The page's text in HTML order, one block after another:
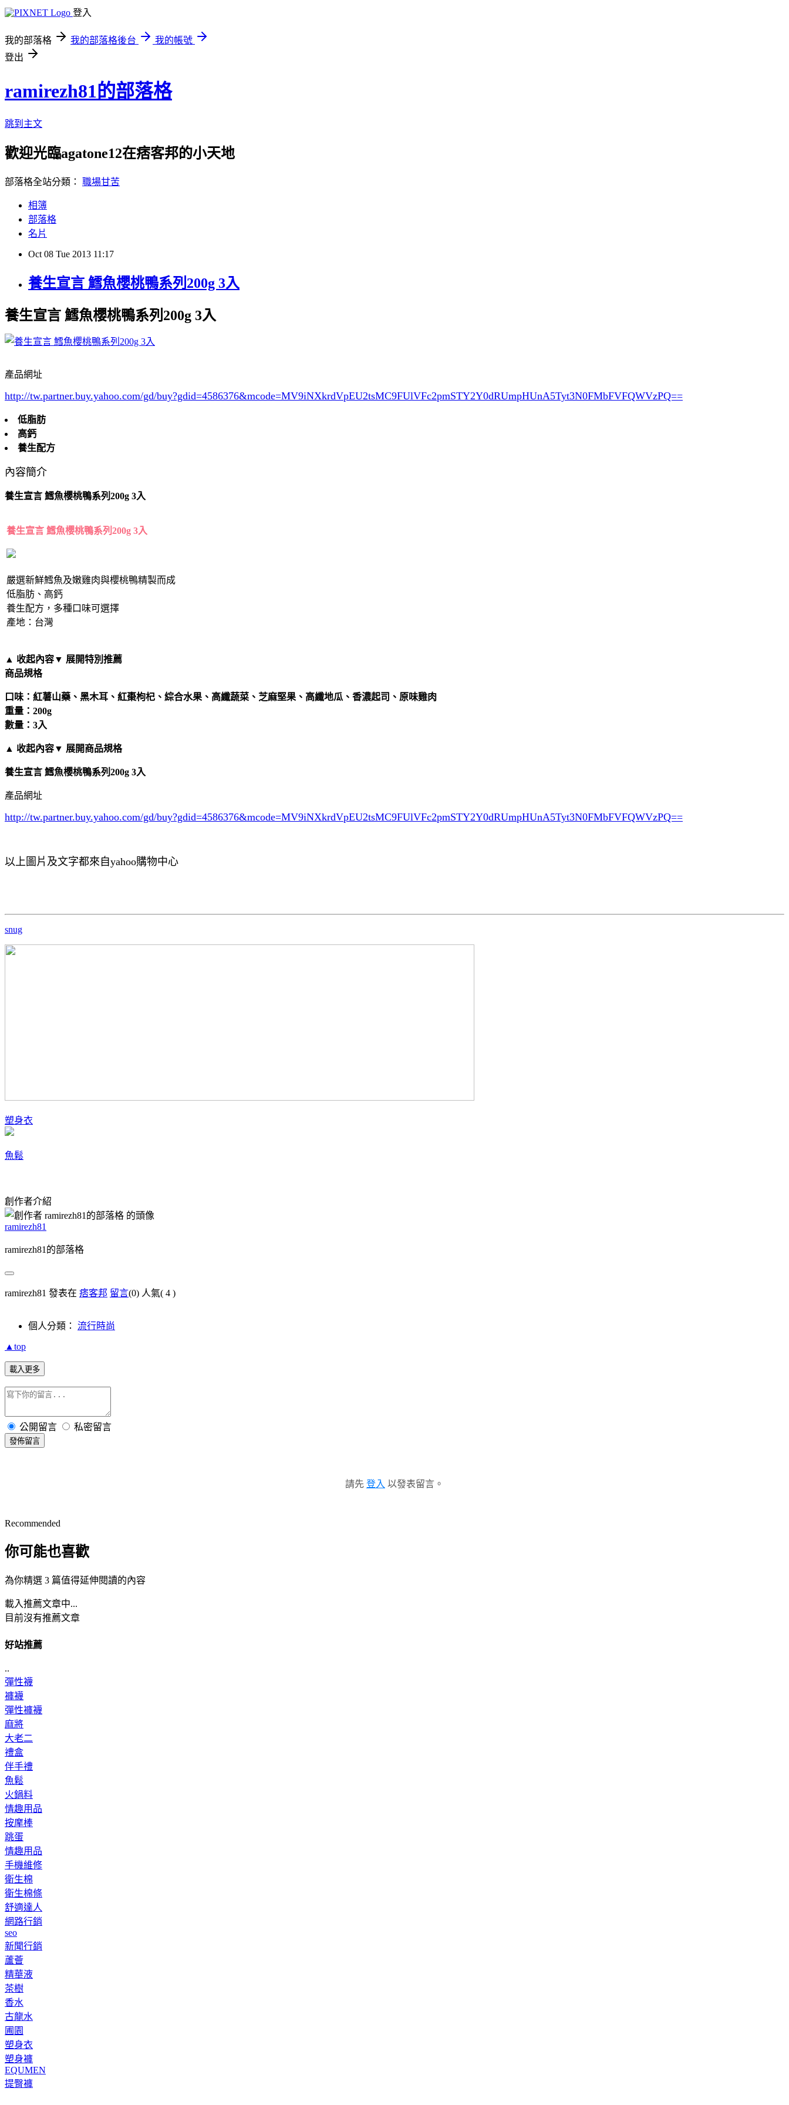
登入
我的部落格 我的部落格後台
我的帳號
登出
ramirezh81的部落格
跳到主文
歡迎光臨agatone12在痞客邦的小天地
部落格全站分類： 職場甘苦
相簿
部落格
名片
Oct 08 Tue 2013 11:17
養生宣言 鱈魚櫻桃鴨系列200g 3入
養生宣言 鱈魚櫻桃鴨系列200g 3入
產品網址
http://tw.partner.buy.yahoo.com/gd/buy?gdid=4586376&mcode=MV9iNXkrdVpEU2tsMC9FUlVFc2pmSTY2Y0dRUmpHUnA5Tyt3N0FMbFVFQWVzPQ==
低脂肪
高鈣
養生配方
內容簡介
養生宣言 鱈魚櫻桃鴨系列200g 3入
養生宣言 鱈魚櫻桃鴨系列200g 3入
嚴選新鮮鱈魚及嫩雞肉與櫻桃鴨精製而成
低脂肪、高鈣
養生配方，多種口味可選擇
產地：台灣
▲ 收起內容▼ 展開特別推薦
商品規格
口味：紅薯山藥、黑木耳、紅棗枸杞、綜合水果、高纖蔬菜、芝麻堅果、高纖地瓜、香濃起司、原味雞肉
重量：200g
數量：3入
▲ 收起內容▼ 展開商品規格
養生宣言 鱈魚櫻桃鴨系列200g 3入
產品網址
http://tw.partner.buy.yahoo.com/gd/buy?gdid=4586376&mcode=MV9iNXkrdVpEU2tsMC9FUlVFc2pmSTY2Y0dRUmpHUnA5Tyt3N0FMbFVFQWVzPQ==
以上圖片及文字都來自yahoo購物中心
snug
塑身衣
魚鬆
創作者介紹
ramirezh81
ramirezh81的部落格
ramirezh81 發表在 痞客邦 留言(0) 人氣( 4 )
個人分類： 流行時尚
▲top
載入更多
公開留言 私密留言
發佈留言
請先 登入 以發表留言。
Recommended
你可能也喜歡
為你精選 3 篇值得延伸閱讀的內容
載入推薦文章中...
目前沒有推薦文章
好站推薦
..
彈性襪
褲襪
彈性褲襪
麻將
大老二
禮盒
伴手禮
魚鬆
火鍋料
情趣用品
按摩棒
跳蛋
情趣用品
手機維修
衛生棉
衛生棉條
舒適達人
網路行銷
seo
新聞行銷
蘆薈
精華液
茶樹
香水
古龍水
圃園
塑身衣
塑身褲
EQUMEN
提臀褲